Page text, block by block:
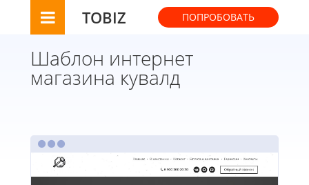
TOBIZ ПОПРОБОВАТЬ
Шаблон интернет
магазина кувалд